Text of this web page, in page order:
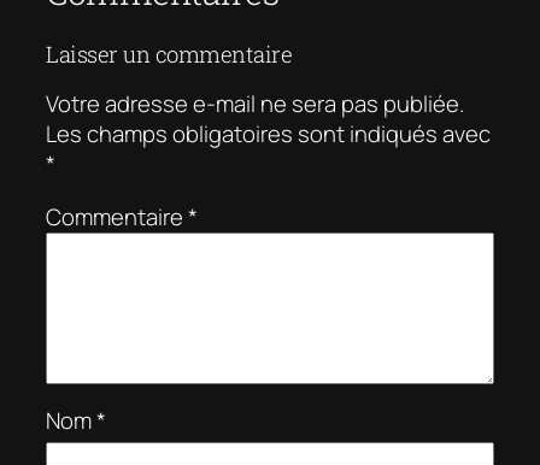
Laisser un commentaire
Votre adresse e-mail ne sera pas publiée.
Les champs obligatoires sont indiqués avec
*
Commentaire*
Nom*